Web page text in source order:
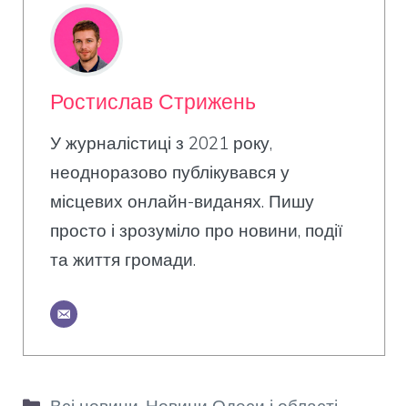
Ростислав Стрижень
У журналістиці з 2021 року,
неодноразово публікувався у
місцевих онлайн-виданях. Пишу
просто і зрозуміло про новини, події
та життя громади.